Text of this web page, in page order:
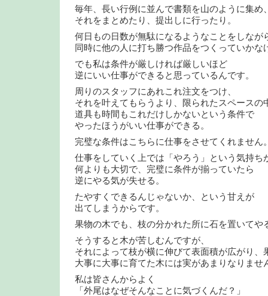
毎年、長い行例に並んで書類を山のように集め
それをまとめたり、提出しに行ったり。
何日もの日数が無駄になるようなことをしなが
同時に他の人に打ち勝つ作品をつくっていかな
でも私は条件が厳しければ厳しいほど
逆にいい仕事ができると思っているんです。
周りのスタッフにあれこれ注文をつけ、
それを叶えてもらうより、限られたスペースの
道具も時間もこれだけしかないという条件で
やったほうがいい仕事ができる。
完璧な条件はこちらに仕事をさせてくれません
仕事をしていく上では「やろう」という気持ち
何よりも大切で、完璧に条件が揃っていたら
逆にやる気が失せる。
たやすくできるんじゃないか、という甘えが
出てしまうからです。
果物の木でも、枝の分かれた所に石を置いてや
そうすると木が苦しむんですが、
それによって枝が横に伸びて表面積が広がり、
大事に大事に育てた木には実があまりなりませ
私は皆さんからよく
「外尾はなぜそんなことに気づくんだ？」